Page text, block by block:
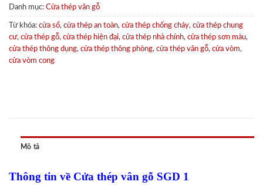
Danh mục: Cửa thép vân gỗ
Từ khóa: cửa sổ, cửa thép an toàn, cửa thép chống cháy, cửa thép chung
cư, cửa thép gỗ, cửa thép hiện đại, cửa thép nhà chính, cửa thép sơn màu,
cửa thép thông dụng, cửa thép thông phòng, cửa thép vân gỗ, cửa vòm,
cửa vòm cong
Mô tả
Thông tin về Cửa thép vân gỗ SGD 1